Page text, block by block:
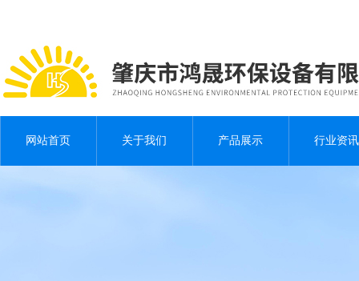
网站首页 关于我们 产品展示 行业资讯